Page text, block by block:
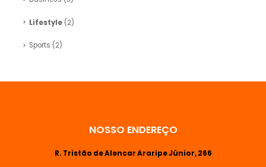
Lifestyle(2)
Sports (2)
NOSSO ENDEREÇO
R. Tristão de Alencar Araripe Júnior, 266